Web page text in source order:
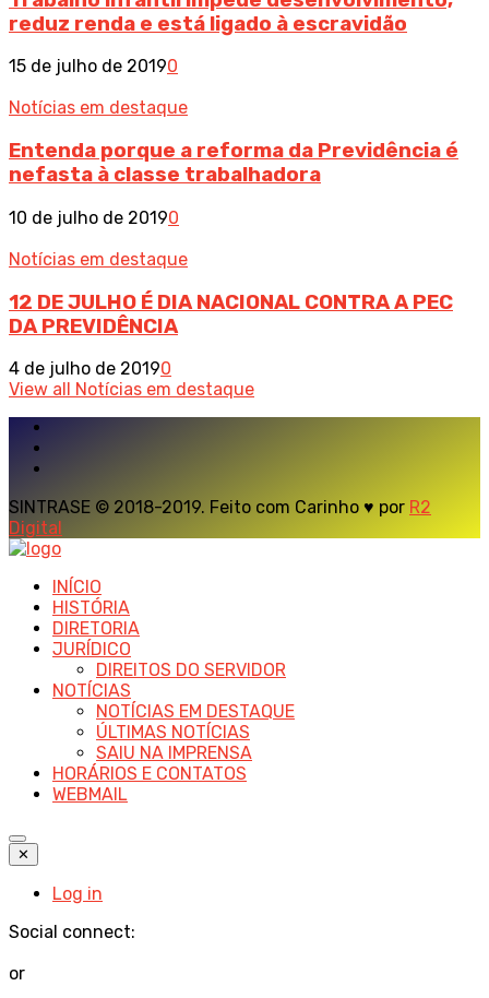
reduz renda e está ligado à escravidão
15 de julho de 20190
Notícias em destaque
Entenda porque a reforma da Previdência é
nefasta à classe trabalhadora
10 de julho de 20190
Notícias em destaque
12 DE JULHO É DIA NACIONAL CONTRA A PEC
DA PREVIDÊNCIA
4 de julho de 20190
View all Notícias em destaque
SINTRASE © 2018-2019. Feito com Carinho ♥ por R2
Digital
INÍCIO
HISTÓRIA
DIRETORIA
JURÍDICO
DIREITOS DO SERVIDOR
NOTÍCIAS
NOTÍCIAS EM DESTAQUE
ÚLTIMAS NOTÍCIAS
SAIU NA IMPRENSA
HORÁRIOS E CONTATOS
WEBMAIL
✕
Log in
Social connect:
or